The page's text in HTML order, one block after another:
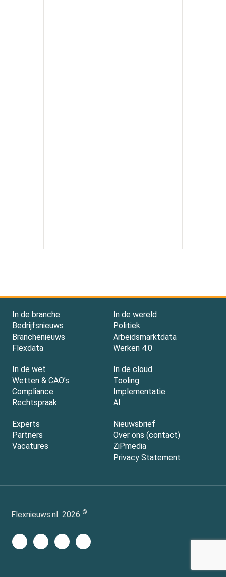
In de branche
Bedrijfsnieuws
Branchenieuws
Flexdata
In de wereld
Politiek
Arbeidsmarktdata
Werken 4.0
In de wet
Wetten & CAO’s
Compliance
Rechtspraak
In de cloud
Tooling
Implementatie
AI
Experts
Partners
Vacatures
Nieuwsbrief
Over ons (contact)
ZiPmedia
Privacy Statement
Flexnieuws.nl 2026 ©